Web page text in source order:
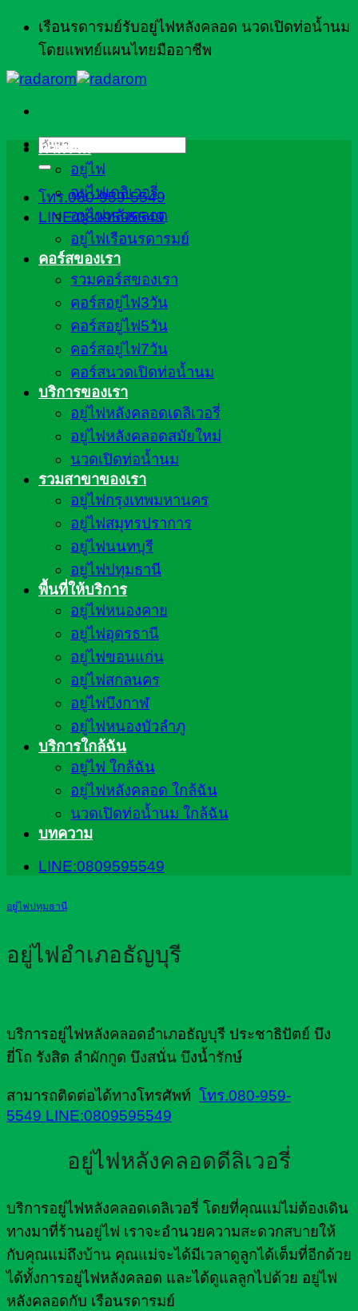
ข้าม
ยัง
เรือนรดารมย์รับอยู่ไฟหลังคลอด นวดเปิดท่อน้ำนม
โดยแพทย์แผนไทยมืออาชีพ
ค้นหา:
โทร.080-959-5549
LINE:0809595549
ภาพรวม
อยู่ไฟ
อยู่ไฟเดลิเวอรี่
อยู่ไฟหลังคลอด
อยู่ไฟเรือนรดารมย์
คอร์สของเรา
รวมคอร์สของเรา
คอร์สอยู่ไฟ3วัน
คอร์สอยู่ไฟ5วัน
คอร์สอยู่ไฟ7วัน
คอร์สนวดเปิดท่อน้ำนม
บริการของเรา
อยู่ไฟหลังคลอดเดลิเวอรี่
อยู่ไฟหลังคลอดสมัยใหม่
นวดเปิดท่อน้ำนม
รวมสาขาของเรา
อยู่ไฟกรุงเทพมหานคร
อยู่ไฟสมุทรปราการ
อยู่ไฟนนทบุรี
อยู่ไฟปทุมธานี
พื้นที่ให้บริการ
อยู่ไฟหนองคาย
อยู่ไฟอุดรธานี
อยู่ไฟขอนแก่น
อยู่ไฟสกลนคร
อยู่ไฟบึงกาฬ
อยู่ไฟหนองบัวลำภู
บริการใกล้ฉัน
อยู่ไฟ ใกล้ฉัน
อยู่ไฟหลังคลอด ใกล้ฉัน
นวดเปิดท่อน้ำนม ใกล้ฉัน
บทความ
LINE:0809595549
อยู่ไฟปทุมธานี
อยู่ไฟอำเภอธัญบุรี
บริการอยู่ไฟหลังคลอดอำเภอธัญบุรี ประชาธิปัตย์ บึง
ยี่โถ รังสิต ลำผักกูด บึงสนั่น บึงน้ำรักษ์
สามารถติดต่อได้ทางโทรศัพท์ โทร.080-959-
5549 LINE:0809595549
อยู่ไฟหลังคลอดดีลิเวอรี่
บริการอยู่ไฟหลังคลอดเดลิเวอรี่ โดยที่คุณแม่ไม่ต้องเดิน
ทางมาที่ร้านอยู่ไฟ เราจะอำนวยความสะดวกสบายให้
กับคุณแม่ถึงบ้าน คุณแม่จะได้มีเวลาดูลูกได้เต็มที่อีกด้วย
ได้ทั้งการอยู่ไฟหลังคลอด และได้ดูแลลูกไปด้วย อยู่ไฟ
หลังคลอดกับ เรือนรดารมย์